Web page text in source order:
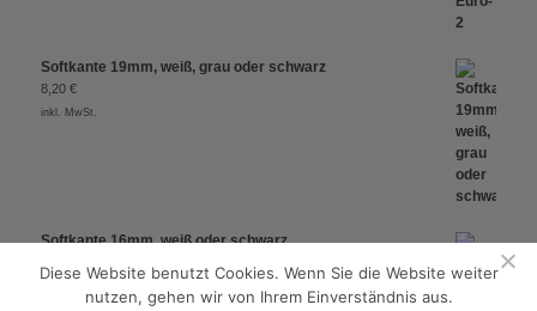
Softkante 19mm, weiß, grau oder schwarz
8,20 €
inkl. MwSt.
Softkante 16mm, weiß oder schwarz
Diese Website benutzt Cookies. Wenn Sie die Website weiter
nutzen, gehen wir von Ihrem Einverständnis aus.